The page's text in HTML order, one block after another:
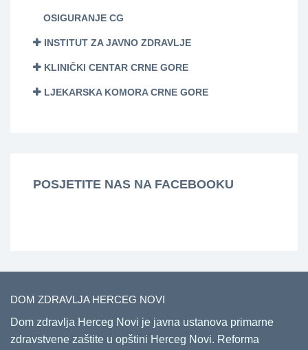
OSIGURANJE CG
INSTITUT ZA JAVNO ZDRAVLJE
KLINIČKI CENTAR CRNE GORE
LJEKARSKA KOMORA CRNE GORE
POSJETITE NAS NA FACEBOOKU
DOM ZDRAVLJA HERCEG NOVI
Dom zdravlja Herceg Novi je javna ustanova primarne
zdravstvene zaštite u opštini Herceg Novi. Reforma